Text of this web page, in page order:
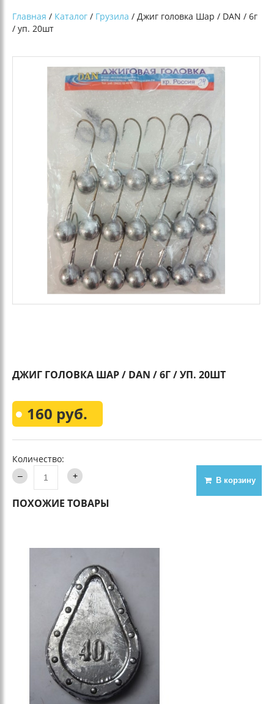
Главная / Каталог / Грузила / Джиг головка Шар / DAN / 6г
/ уп. 20шт
ДЖИГ ГОЛОВКА ШАР / DAN / 6Г / УП. 20ШТ
160 руб.
Количество:
В корзину
ПОХОЖИЕ ТОВАРЫ